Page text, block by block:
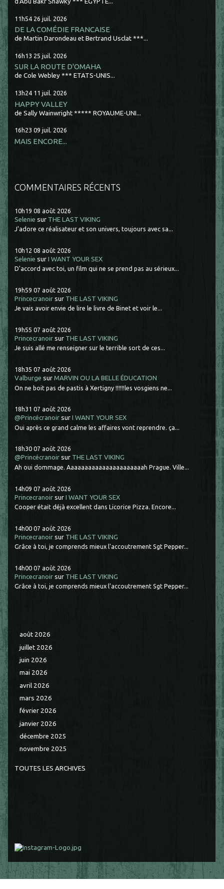
11h54 26 juil. 2026
DE LA COMÉDIE FRANCAISE
de Martin Darondeau et Bertrand Usclat ***...
16h13 25 juil. 2026
SUR LA ROUTE D'OMAHA
de Cole Webley *** ETATS-UNIS...
13h24 11 juil. 2026
HAPPY VALLEY
de Sally Wainwright ***** ROYAUME-UNI...
16h23 09 juil. 2026
MAIS ENCORE...
COMMENTAIRES RÉCENTS
10h19 08 août 2026
Selenie sur THE LAST VIKING
J'adore ce réalisateur et son univers, toujours avec sa...
10h12 08 août 2026
Selenie surI WANT YOUR SEX
D'accord avec toi, un film qui ne se prend pas au sérieux...
19h59 07 août 2026
Princecranoir sur THE LAST VIKING
Je vais avoir envie de lire le livre de Binet et voir le...
19h55 07 août 2026
Princecranoir sur THE LAST VIKING
Je suis allé me renseigner sur le terrible sort de ces...
18h35 07 août 2026
Valburge surMARVIN OU LA BELLE ÉDUCATION
On ne boit pas de pastis à Xertigny !!!!!!les vosgiens ne...
18h31 07 août 2026
@Princécranoir surI WANT YOUR SEX
Oui après ce grand calme les affaires vont reprendre. ça...
18h30 07 août 2026
@Princécranoir sur THE LAST VIKING
Ah oui dommage. Aaaaaaaaaaaaaaaaaaaaaah Prague. Ville...
14h09 07 août 2026
Princecranoir surI WANT YOUR SEX
Cooper était déjà excellent dans Licorice Pizza. Encore...
14h00 07 août 2026
Princecranoir sur THE LAST VIKING
Grâce à toi, je comprends mieux l'accoutrement Sgt Pepper...
14h00 07 août 2026
Princecranoir sur THE LAST VIKING
Grâce à toi, je comprends mieux l'accoutrement Sgt Pepper...
août 2026
juillet 2026
juin 2026
mai 2026
avril 2026
mars 2026
février 2026
janvier 2026
décembre 2025
novembre 2025
TOUTES LES ARCHIVES